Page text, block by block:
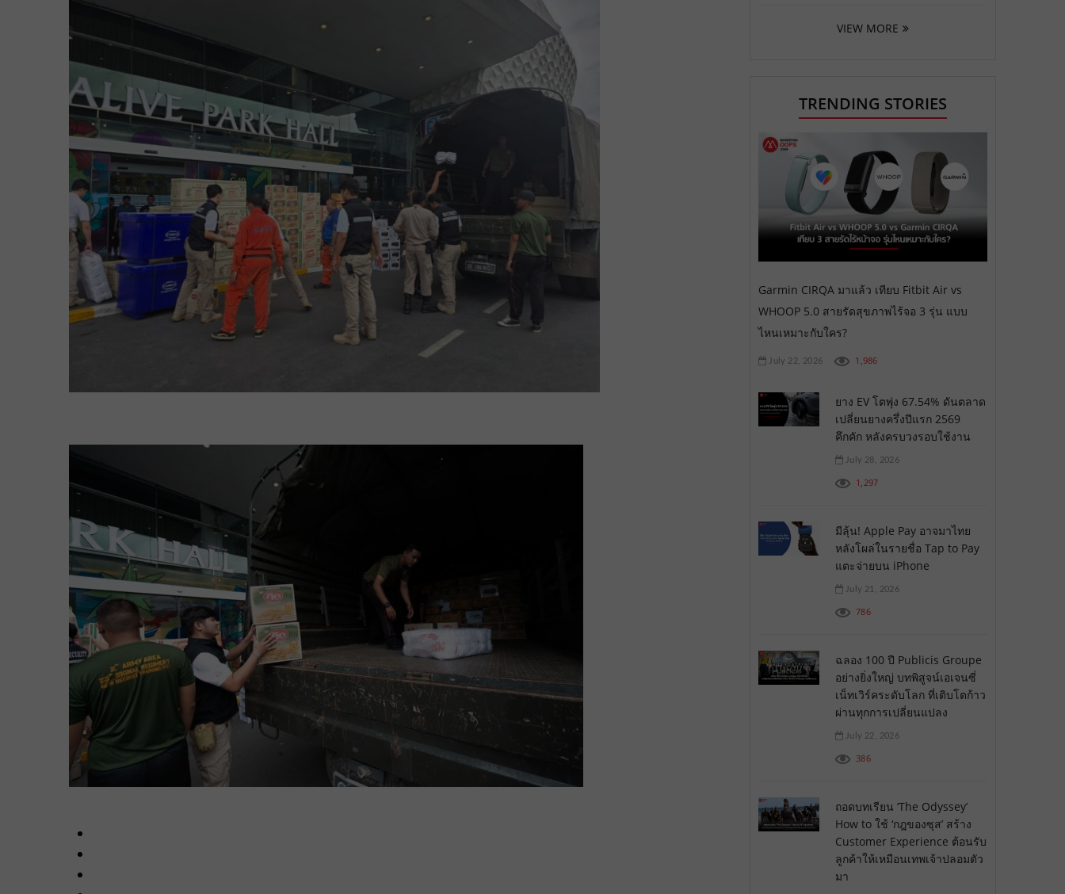
VIEW MORE
TRENDING STORIES
Garmin CIRQA มาแล้ว เทียบ Fitbit Air vs
WHOOP 5.0 สายรัดสุขภาพไร้จอ 3 รุ่น แบบ
ไหนเหมาะกับใคร?
July 22, 2026 1,986
ยาง EV โตพุ่ง 67.54% ดันตลาด
เปลี่ยนยางครึ่งปีแรก 2569
คึกคัก หลังครบวงรอบใช้งาน
July 28, 2026
1,297
มีลุ้น! Apple Pay อาจมาไทย
หลังโผล่ในรายชื่อ Tap to Pay
แตะจ่ายบน iPhone
July 21, 2026
786
ฉลอง 100 ปี Publicis Groupe
อย่างยิ่งใหญ่ บทพิสูจน์เอเจนซี่
เน็ทเวิร์คระดับโลก ที่เติบโตก้าว
ผ่านทุกการเปลี่ยนแปลง
July 22, 2026
386
ถอดบทเรียน ‘The Odyssey’
How to ใช้ ‘กฎของซุส’ สร้าง
Customer Experience ต้อนรับ
ลูกค้าให้เหมือนเทพเจ้าปลอมตัว
มา